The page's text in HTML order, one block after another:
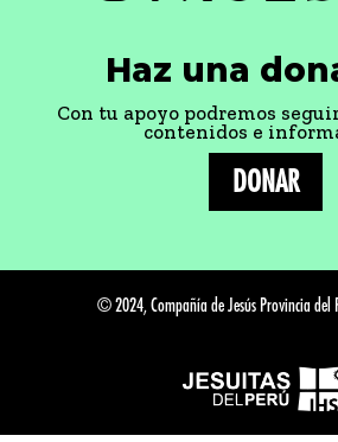
Haz una
Con tu apoyo podremos
contenidos e
DONAR
© 2024, Compañía de Jesús Provincia del